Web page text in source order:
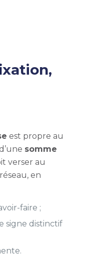
est propre au
somme
verser au
en
faire ;
signe distinctif